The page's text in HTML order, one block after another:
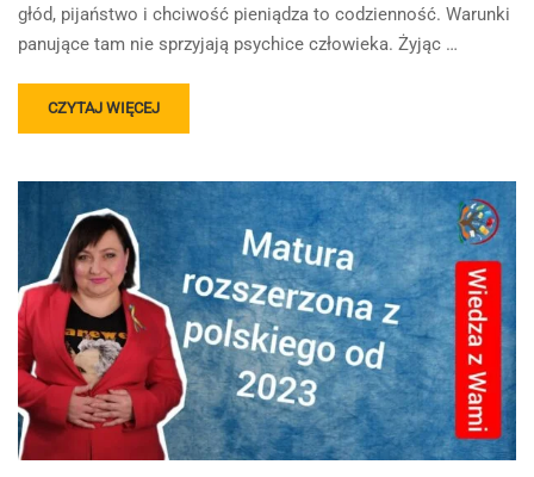
UWZGLĘDNIJ
RÓWNIEŻ
KONTEKST
głód, pijaństwo i chciwość pieniądza to codzienność. Warunki
panujące tam nie sprzyjają psychice człowieka. Żyjąc …
READ
MORE
OBRAZ
JEGO
MIESZKAŃCÓW.
OMÓW
ZAGADNIENIE
NA
PODSTAWIE
ZBRODNI
I
KARY
FIODORA
CZYTAJ WIĘCEJ